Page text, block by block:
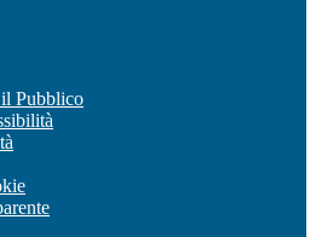
Pubblico